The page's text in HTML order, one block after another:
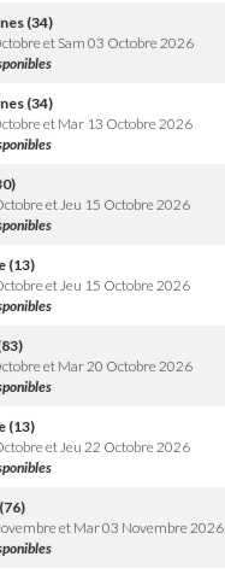
(34)
et Sam 03 Octobre 2026
(34)
et Mar 13 Octobre 2026
et Jeu 15 Octobre 2026
(13)
et Jeu 15 Octobre 2026
et Mar 20 Octobre 2026
(13)
et Jeu 22 Octobre 2026
et Mar 03 Novembre 2026